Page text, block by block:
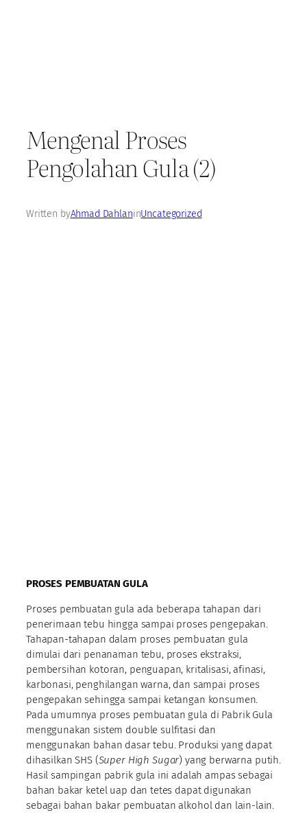
Mengenal Proses
Pengolahan Gula (2)
Written byAhmad DahlaninUncategorized
PROSES PEMBUATAN GULA
Proses pembuatan gula ada beberapa tahapan dari
penerimaan tebu hingga sampai proses pengepakan.
Tahapan-tahapan dalam proses pembuatan gula
dimulai dari penanaman tebu, proses ekstraksi,
pembersihan kotoran, penguapan, kritalisasi, afinasi,
karbonasi, penghilangan warna, dan sampai proses
pengepakan sehingga sampai ketangan konsumen.
Pada umumnya proses pembuatan gula di Pabrik Gula
menggunakan sistem double sulfitasi dan
menggunakan bahan dasar tebu. Produksi yang dapat
dihasilkan SHS (Super High Sugar) yang berwarna putih.
Hasil sampingan pabrik gula ini adalah ampas sebagai
bahan bakar ketel uap dan tetes dapat digunakan
sebagai bahan bakar pembuatan alkohol dan lain-lain.